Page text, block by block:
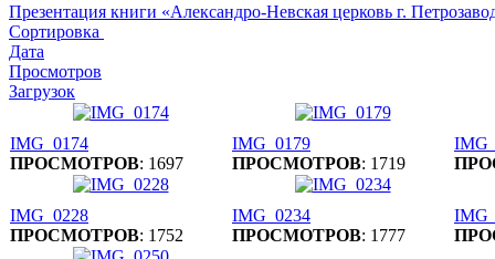
Презентация книги «Александро-Невская церковь г.
Сортировка
Дата
Просмотров
Загрузок
IMG_0174
ПРОСМОТРОВ: 1697
IMG_0179
ПРОСМОТРОВ: 1719
IMG_0228
ПРОСМОТРОВ: 1752
IMG_0234
ПРОСМОТРОВ: 1777